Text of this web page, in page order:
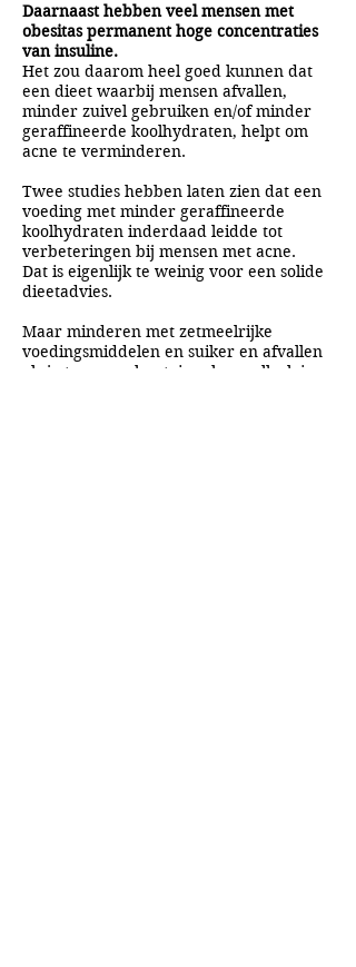
Daarnaast hebben veel mensen met
obesitas permanent hoge concentraties
van insuline.
Het zou daarom heel goed kunnen dat
een dieet waarbij mensen afvallen,
minder zuivel gebruiken en/of minder
geraffineerde koolhydraten, helpt om
acne te verminderen.
Twee studies hebben laten zien dat een
voeding met minder geraffineerde
koolhydraten inderdaad leidde tot
verbeteringen bij mensen met acne.
Dat is eigenlijk te weinig voor een solide
dieetadvies.
Maar minderen met zetmeelrijke
voedingsmiddelen en suiker en afvallen
als je te zwaar bent, is ook om allerlei